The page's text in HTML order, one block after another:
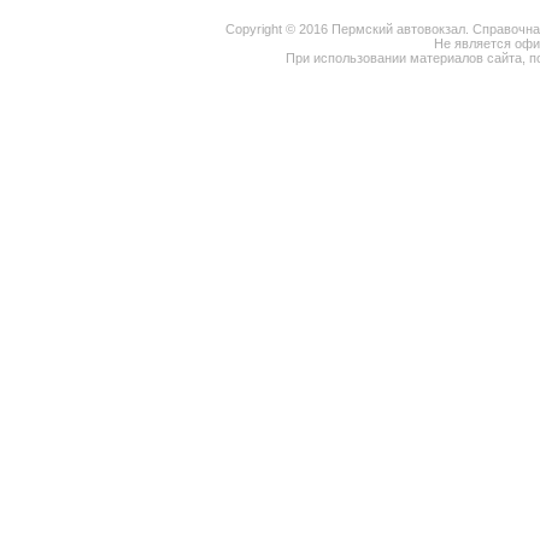
Copyright © 2016 Пермский автовокзал.
Не является
При использовании материалов сайта,